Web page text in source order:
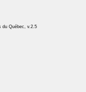
du Québec, v.2.5